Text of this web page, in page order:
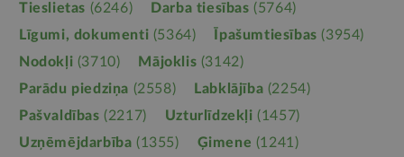
Tieslietas (6246) Darba tiesības (5764)
Līgumi, dokumenti (5364) Īpašumtiesības (3954)
Nodokļi (3710) Mājoklis (3142)
Parādu piedziņa (2558) Labklājība (2254)
Pašvaldības (2217) Uzturlīdzekļi (1457)
Uzņēmējdarbība (1355) Ģimene (1241)